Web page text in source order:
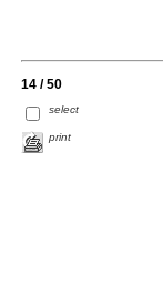
14 / 50
select
print